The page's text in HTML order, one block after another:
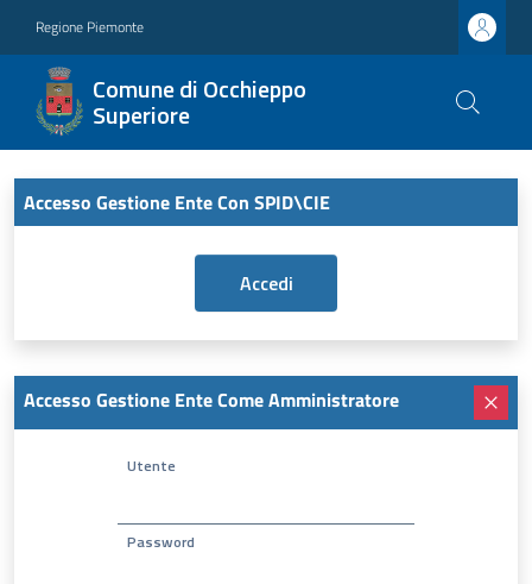
Regione Piemonte
Comune di Occhieppo
Superiore
Accesso Gestione Ente Con SPID\CIE
Accesso Gestione Ente Come Amministratore
Utente
Password